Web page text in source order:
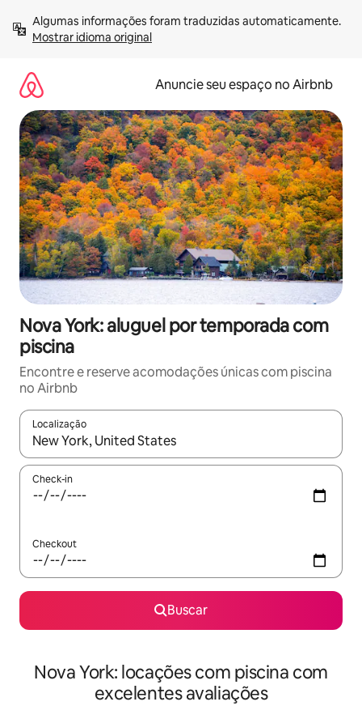
para
Mostrar idioma original
Anuncie seu espaço no Airbnb
Nova York: aluguel por temporada com
piscina
Encontre e reserve acomodações únicas com piscina
no Airbnb
Localização
Quando os resultados estiverem disponíveis, explore-os
Check-in
Checkout
Buscar
Nova York: locações com piscina com
excelentes avaliações